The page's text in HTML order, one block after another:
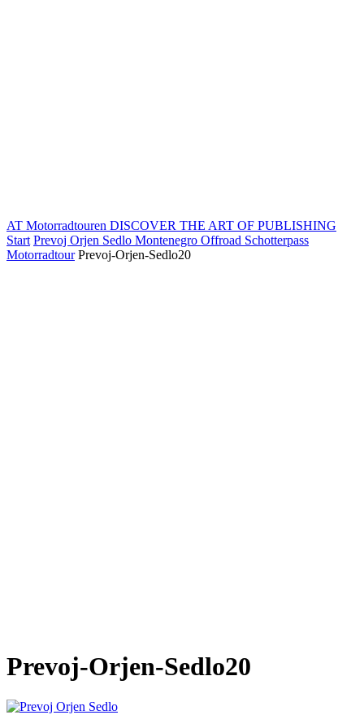
AT Motorradtouren DISCOVER THE ART OF PUBLISHING
Start Prevoj Orjen Sedlo Montenegro Offroad Schotterpass
Motorradtour Prevoj-Orjen-Sedlo20
Prevoj-Orjen-Sedlo20